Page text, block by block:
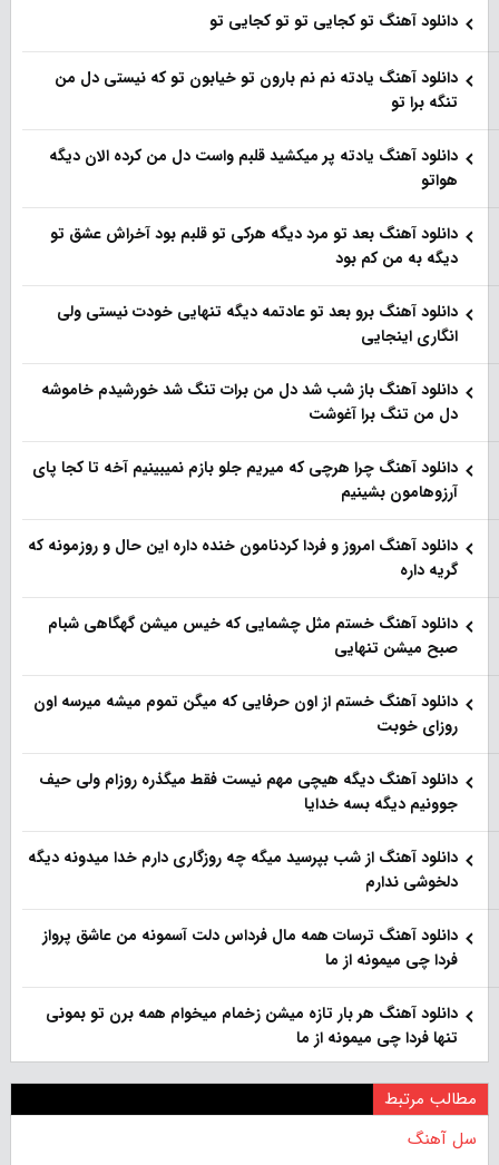
دانلود آهنگ تو کجایی تو تو کجایی تو
دانلود آهنگ یادته نم نم بارون تو خیابون تو که نیستی دل من
تنگه برا تو
دانلود آهنگ یادته پر میکشید قلبم واست دل من کرده الان دیگه
هواتو
دانلود آهنگ بعد تو مرد دیگه هرکی تو قلبم بود آخراش عشق تو
دیگه به من کم بود
دانلود آهنگ برو بعد تو عادتمه دیگه تنهایی خودت نیستی ولی
انگاری اینجایی
دانلود آهنگ باز شب شد دل من برات تنگ شد خورشیدم خاموشه
دل من تنگ برا آغوشت
دانلود آهنگ چرا هرچی که میریم جلو بازم نمیبینیم آخه تا کجا پای
آرزوهامون بشینیم
دانلود آهنگ امروز و فردا کردنامون خنده داره این حال و روزمونه که
گریه داره
دانلود آهنگ خستم مثل چشمایی که خیس میشن گهگاهی شبام
صبح میشن تنهایی
دانلود آهنگ خستم از اون حرفایی که میگن تموم میشه میرسه اون
روزای خوبت
دانلود آهنگ دیگه هیچی مهم نیست فقط میگذره روزام ولی حیف
جوونیم دیگه بسه خدایا
دانلود آهنگ از شب بپرسید میگه چه روزگاری دارم خدا میدونه دیگه
دلخوشی ندارم
دانلود آهنگ ترسات همه مال فرداس دلت آسمونه من عاشق پرواز
فردا چی میمونه از ما
دانلود آهنگ هر بار تازه میشن زخمام میخوام همه برن تو بمونی
تنها فردا چی میمونه از ما
مطالب مرتبط
سل آهنگ